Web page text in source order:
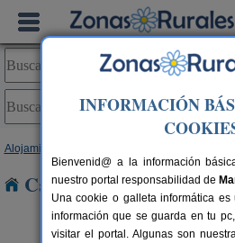
Alojamientos
Casas Rurales cerca de
INFORMACIÓN
Bienvenid@ a la información
nuestro portal responsabilidad de
Una cookie o galleta informática
información que se guarda en tu
visitar el portal. Algunas son